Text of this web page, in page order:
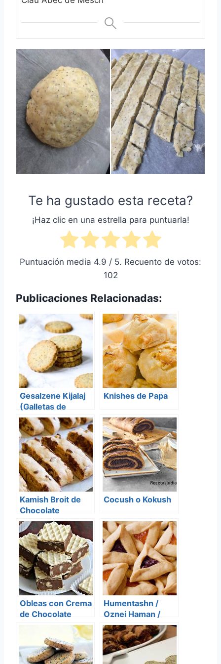
Te ha gustado esta receta?
¡Haz clic en una estrella para puntuarla!
Puntuación media 4.9 / 5. Recuento de votos:
102
Publicaciones Relacionadas:
Gesalzene Kijalaj
(Galletas de
cebolla)
Knishes de Papa
Kamish Broit de
Chocolate
Cocush o Kokush
Obleas con Crema
de Chocolate
Humentashn /
Oznei Haman /
Orejas de Haman